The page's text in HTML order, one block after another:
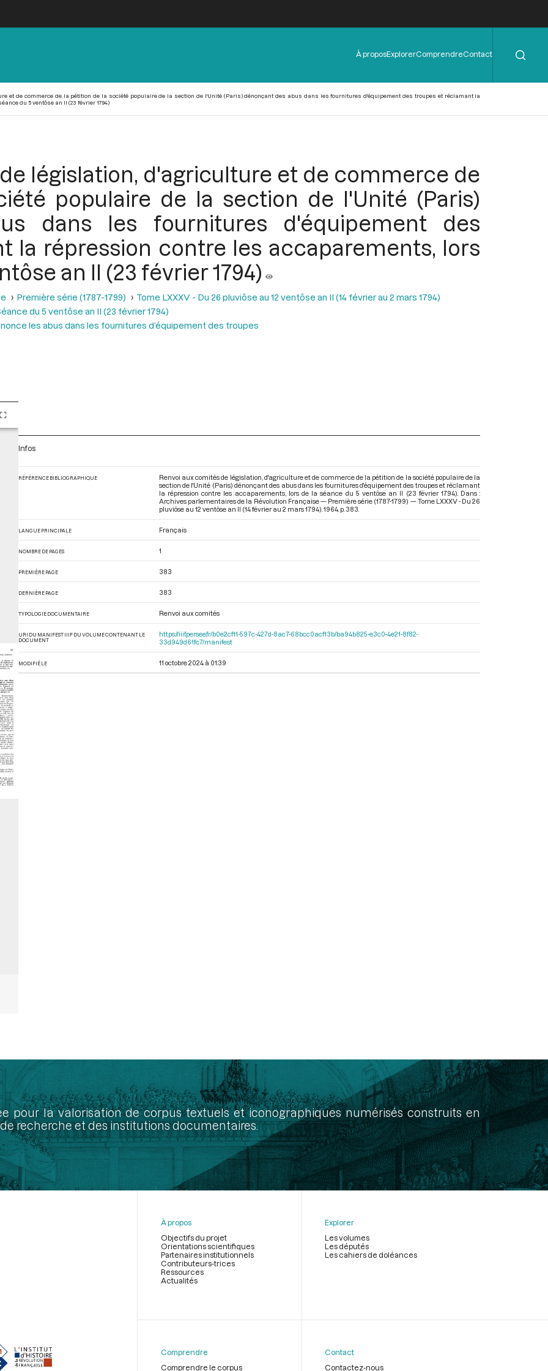
Menu
de
À proposExplorerComprendreContact
et de commerce de la pétition de la société populaire de la section de l'Unité (Paris) dénonçant des abus dans les fournitures d'équipement des troupes et réclamant la
du 5 ventôse an II (23 février 1794)
législation, d'agriculture et de commerce de
populaire de la section de l'Unité (Paris)
dans les fournitures d'équipement des
la répression contre les accaparements, lors
an II (23 février 1794)
Première série (1787-1799)
Tome LXXXV - Du 26 pluviôse au 12 ventôse an II (14 février au 2 mars 1794)
du 5 ventôse an II (23 février 1794)
les abus dans les fournitures d’équipement des troupes
Infos
RÉFÉRENCE BIBLIOGRAPHIQUE
Renvoi aux comités de législation, d'agriculture et de commerce de la pétition de la société populaire de la
section de l'Unité (Paris) dénonçant des abus dans les fournitures d'équipement des troupes et réclamant
la répression contre les accaparements, lors de la séance du 5 ventôse an II (23 février 1794). Dans :
Archives parlementaires de la Révolution Française — Première série (1787-1799) — Tome LXXXV - Du 26
pluviôse au 12 ventôse an II (14 février au 2 mars 1794) . 1964. p. 383.
LANGUE PRINCIPALE Français
NOMBRE DE PAGES 1
PREMIÈRE PAGE 383
DERNIÈRE PAGE 383
TYPOLOGIE DOCUMENTAIRE Renvoi aux comités
URI DU MANIFEST IIIF DU VOLUME CONTENANT LE
DOCUMENT
https://iiif.persee.fr/b0e2cf11-597c-427d-8ac7-68bcc0acf13b/ba94b825-e3c0-4e21-8f82-
33d949d61fc7/manifest
MODIFIÉ LE 11 octobre 2024 à 01:39
pour la valorisation de corpus textuels et iconographiques numérisés construits en
recherche et des institutions documentaires.
page
À propos
Objectifs du projet
Orientations scientifiques
Partenaires institutionnels
Contributeurs-trices
Ressources
Actualités
Explorer
Les volumes
Les députés
Les cahiers de doléances
Comprendre
Comprendre le corpus
Contact
Contactez-nous